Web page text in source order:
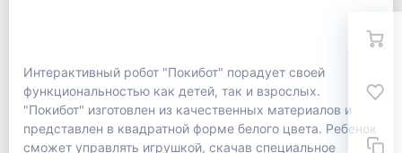
Интерактивный робот "Покибот" порадует своей
функциональностью как детей, так и взрослых.
"Покибот" изготовлен из качественных материалов и
представлен в квадратной форме белого цвета. Ребенок
сможет управлять игрушкой, скачав специальное